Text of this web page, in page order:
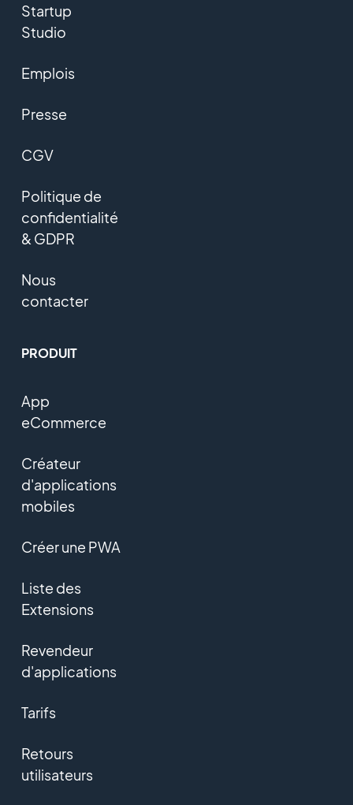
Startup
Studio
Emplois
Presse
CGV
Politique de
confidentialité
& GDPR
Nous
contacter
PRODUIT
App
eCommerce
Créateur
d'applications
mobiles
Créer une PWA
Liste des
Extensions
Revendeur
d'applications
Tarifs
Retours
utilisateurs